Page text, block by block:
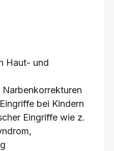
Haut- und
bei Kindern
Eingriffe wie z.